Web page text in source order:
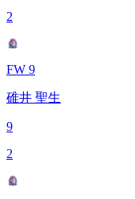
2
FW 9
碓井 聖生
9
2